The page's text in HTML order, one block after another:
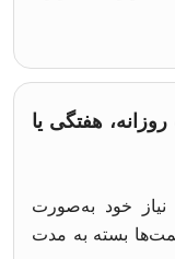
هفتگی یا
نیاز خود به‌صورت
بسته به مدت